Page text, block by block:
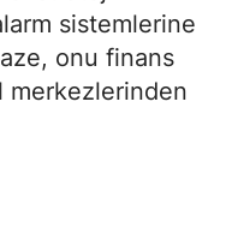
sistemlerine
onu finans
merkezlerinden